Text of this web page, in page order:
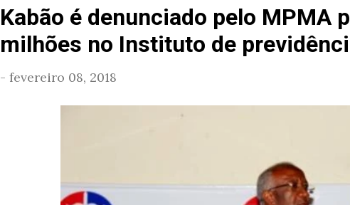
Kabão é denunciado pelo MPMA
milhões no Instituto de
- fevereiro 08, 2018